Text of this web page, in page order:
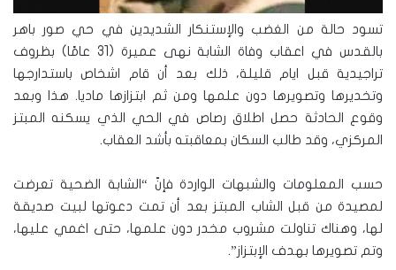
تسود حالة من الغضب والإستنكار الشديدين في حي صور باهر
بالقدس في اعقاب وفاة الشابة نهى عميرة (31 عامًا) بظروف
تراجيدية قبل ايام قليلة، ذلك بعد أن قام اشخاص باستدارجها
وتخديرها وتصويرها دون علمها ومن ثم ابتزازها ماديا. هذا وبعد
وقوع الحادثة حصل اطلاق رصاص في الحي الذي يسكنه المبتز
المركزي، وقد طالب السكان بمعاقبته بأشد العقاب.
حسب المعلومات والشبهات الواردة فإنّ “الشابة الضحية تعرضت
لمصيدة من قبل الشاب المبتز بعد أن تمت دعوتها لبيت صديقة
لها، وهناك تناولت مشروب مخدر دون علمها، حتى اغمي عليها،
وتم تصويرها بهدف الإبتزاز”.